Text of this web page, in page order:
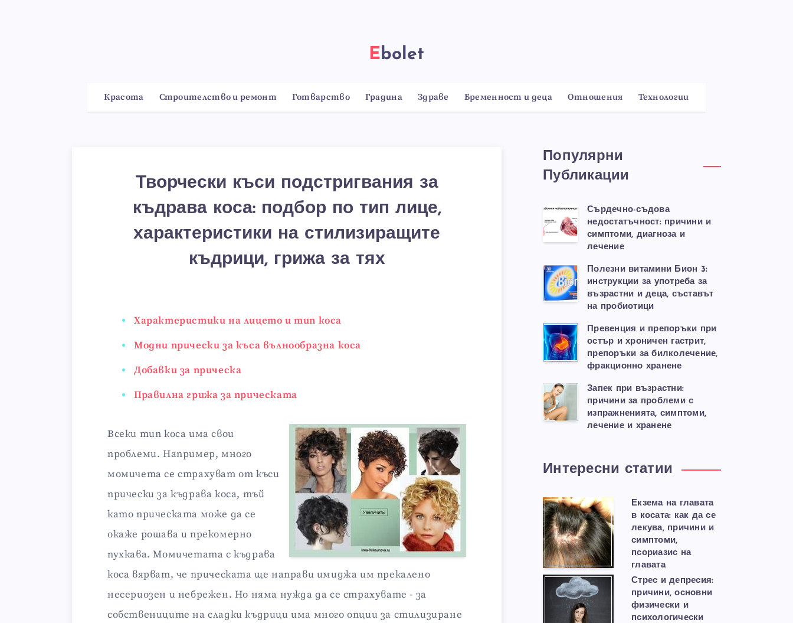
Ebolet
Красота Строителство и ремонт Готварство Градина Здраве Бременност и деца Отношения Технологии
Творчески къси подстригвания за
къдрава коса: подбор по тип лице,
характеристики на стилизиращите
къдрици, грижа за тях
Характеристики на лицето и тип коса
Модни прически за къса вълнообразна коса
Добавки за прическа
Правилна грижа за прическата
Всеки тип коса има свои
проблеми. Например, много
момичета се страхуват от къси
прически за къдрава коса, тъй
като прическата може да се
окаже рошава и прекомерно
пухкава. Момичетата с къдрава
коса вярват, че прическата ще направи имиджа им прекалено
несериозен и небрежен. Но няма нужда да се страхувате - за
собствениците на сладки къдрици има много опции за стилизиране
Популярни
Публикации
Сърдечно-съдова
недостатъчност: причини и
симптоми, диагноза и
лечение
Полезни витамини Бион 3:
инструкции за употреба за
възрастни и деца, съставът
на пробиотици
Превенция и препоръки при
остър и хроничен гастрит,
препоръки за билколечение,
фракционно хранене
Запек при възрастни:
причини за проблеми с
изпражненията, симптоми,
лечение и хранене
Интересни статии
Екзема на главата
в косата: как да се
лекува, причини и
симптоми,
псориазис на
главата
Стрес и депресия:
причини, основни
физически и
психологически